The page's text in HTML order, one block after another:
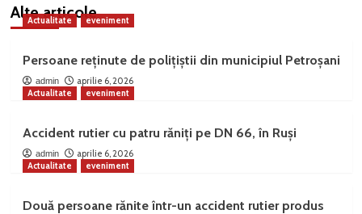
Alte articole
Actualitate eveniment
Persoane reținute de polițiștii din municipiul Petroșani
admin
aprilie 6, 2026
Actualitate
eveniment
Accident rutier cu patru răniți pe DN 66, în Ruși
admin
aprilie 6, 2026
Actualitate
eveniment
Două persoane rănite într-un accident rutier produs